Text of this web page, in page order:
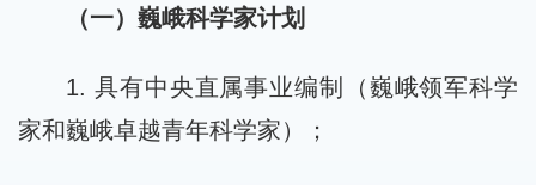
（一）巍峨科学家计划
1. 具有中央直属事业编制（巍峨领军科学
家和巍峨卓越青年科学家）；